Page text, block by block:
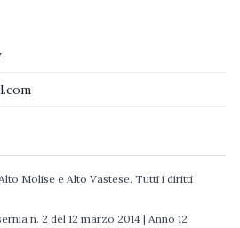
Molise e Alto Vastese. Tutti i diritti
n. 2 del 12 marzo 2014 | Anno 12